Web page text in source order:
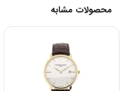
محصولات مشابه